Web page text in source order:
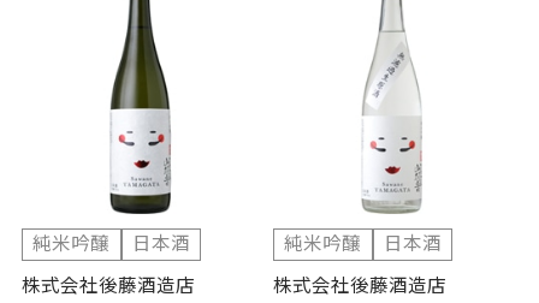
純米吟醸
日本酒
株式会社後藤酒造店
純米吟醸
日本酒
株式会社後藤酒造店